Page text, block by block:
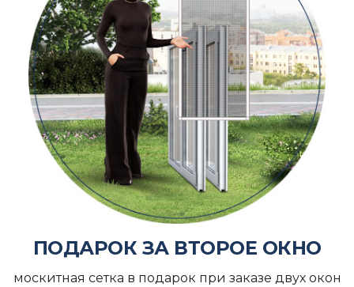
ПОДАРОК ЗА ВТОРОЕ ОКНО
москитная сетка в подарок при заказе двух окон